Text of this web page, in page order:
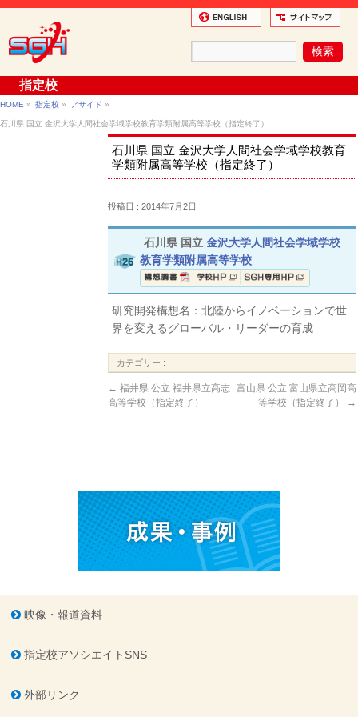
指定校
HOME » 指定校 » アサイド »
石川県 国立 金沢大学人間社会学域学校教育学類附属高等学校（指定終了）
石川県 国立 金沢大学人間社会学域学校教育
学類附属高等学校（指定終了）
投稿日 : 2014年7月2日
石川県 国立金沢大学人間社会学域学校
教育学類附属高等学校
構想調書 学校ホームページ
研究開発構想名：北陸からイノベーションで世
界を変えるグローバル・リーダーの育成
カテゴリー :
← 福井県 公立 福井県立高志
高等学校（指定終了）
富山県 公立 富山県立高岡高
等学校（指定終了）
→
映像・報道資料
指定校アソシエイトSNS
外部リンク